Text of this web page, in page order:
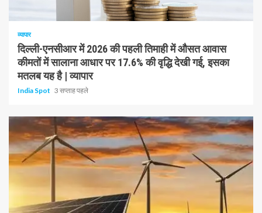
व्यापार
दिल्ली-एनसीआर में 2026 की पहली तिमाही में औसत आवास
कीमतों में सालाना आधार पर 17.6% की वृद्धि देखी गई, इसका
मतलब यह है | व्यापार
India Spot 3 सप्ताह पहले
1 न्यूनतम पढ़ा